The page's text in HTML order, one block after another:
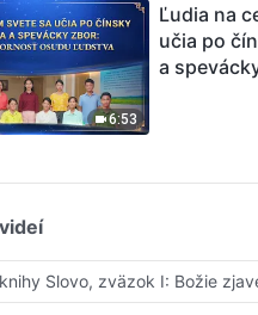
6:53
Ľudia na
učia po
a
Slovo, zväzok I: Božie